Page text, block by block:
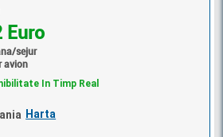
Euro
sejur
avion
In Timp Real
Harta